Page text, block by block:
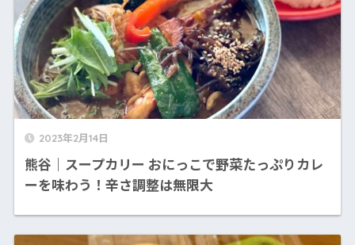
2023年2月14日
熊谷｜スープカリー おにっこで野菜たっぷりカレ
ーを味わう！辛さ調整は無限大